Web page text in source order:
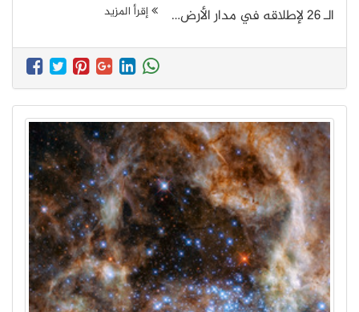
الـ 26 لإطلاقه في مدار الأرض…
إقرأ المزيد